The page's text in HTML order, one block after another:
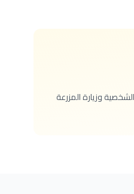
وزيارة المزرعة